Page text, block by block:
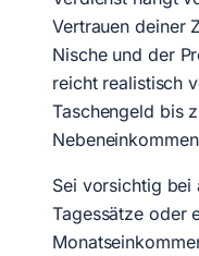
Vertrauen deiner
Nische und der
reicht realistisch
Taschengeld bis
Sei vorsichtig bei
Tagessätze oder